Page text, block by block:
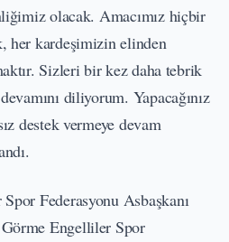
olacak. Amacımız hiçbir
her kardeşimizin elinden
Sizleri bir kez daha tebrik
diliyorum. Yapacağınız
destek vermeye devam
Federasyonu Asbaşkanı
Engelliler Spor